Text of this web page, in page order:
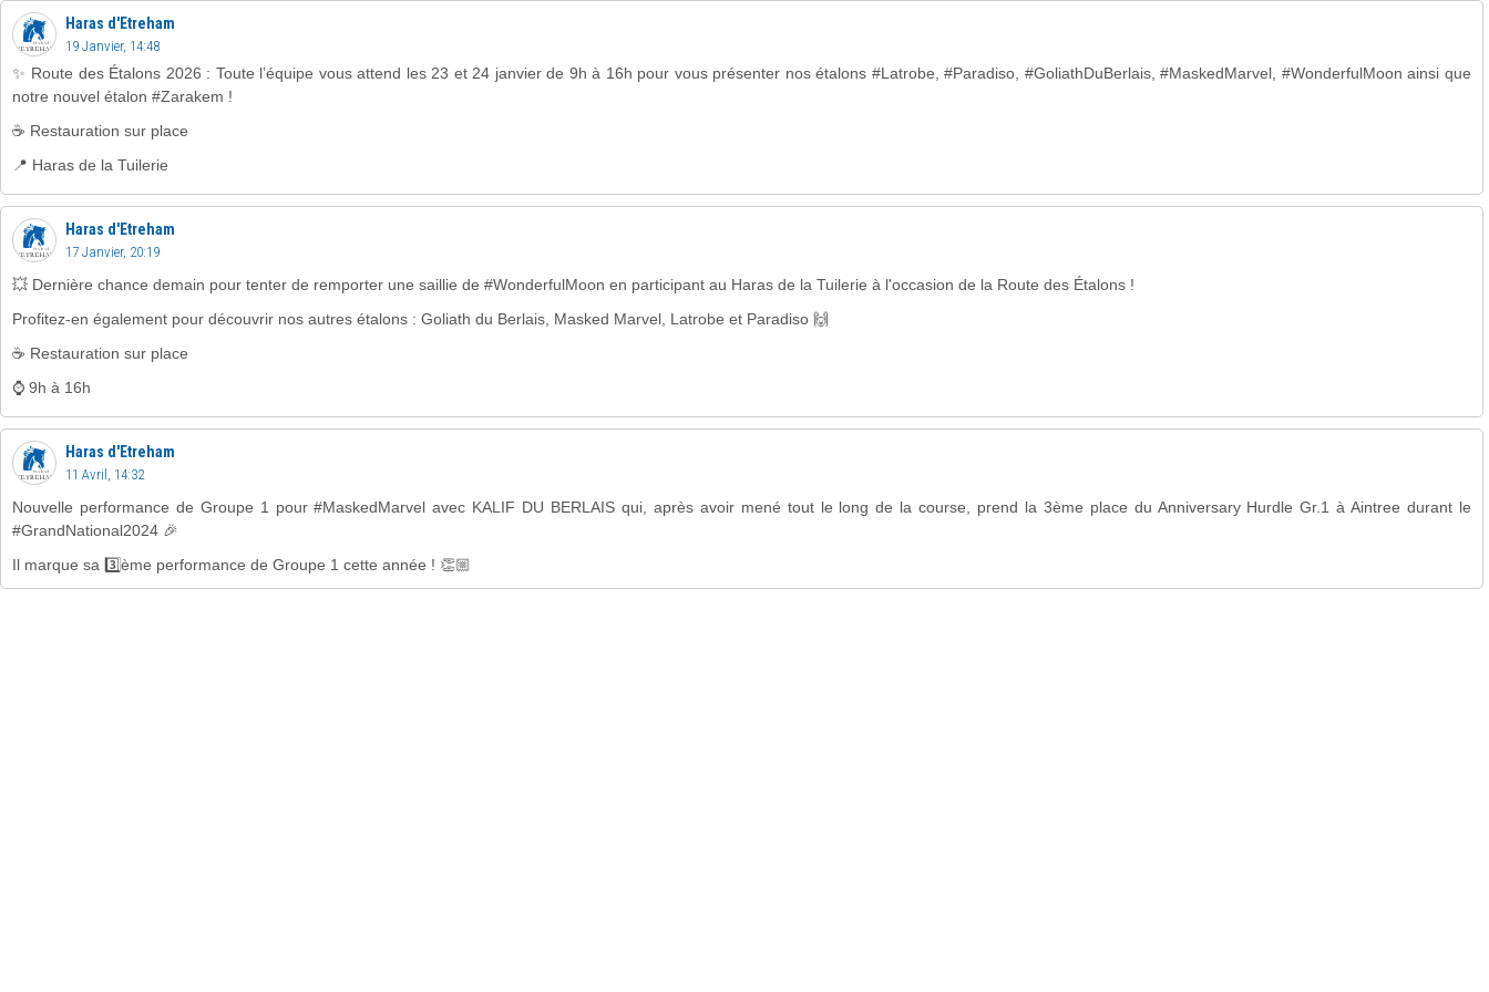
Haras d'Etreham
19 Janvier, 14:48
✨ Route des Étalons 2026 : Toute l’équipe vous attend les 23 et 24 janvier de 9h à 16h pour vous présenter nos étalons #Latrobe, #Paradiso, #GoliathDuBerlais, #MaskedMarvel, #WonderfulMoon ainsi que
notre nouvel étalon #Zarakem !
☕️ Restauration sur place
📍 Haras de la Tuilerie
Haras d'Etreham
17 Janvier, 20:19
💥 Dernière chance demain pour tenter de remporter une saillie de #WonderfulMoon en participant au Haras de la Tuilerie à l'occasion de la Route des Étalons !
Profitez-en également pour découvrir nos autres étalons : Goliath du Berlais, Masked Marvel, Latrobe et Paradiso 🙌
☕ Restauration sur place
⌚️ 9h à 16h
Haras d'Etreham
11 Avril, 14:32
Nouvelle performance de Groupe 1 pour #MaskedMarvel avec KALIF DU BERLAIS qui, après avoir mené tout le long de la course, prend la 3ème place du Anniversary Hurdle Gr.1 à Aintree durant le
#GrandNational2024 🎉
Il marque sa 3️⃣ème performance de Groupe 1 cette année ! 👏🏼